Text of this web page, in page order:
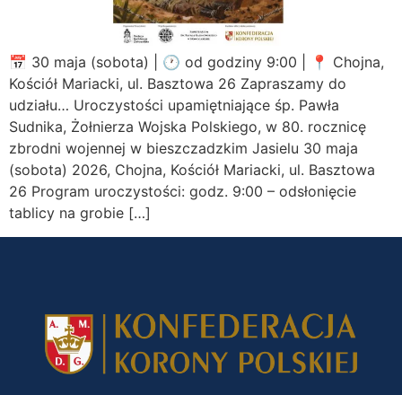
📅 30 maja (sobota) | 🕐 od godziny 9:00 | 📍 Chojna,
Kościół Mariacki, ul. Basztowa 26 Zapraszamy do
udziału… Uroczystości upamiętniające śp. Pawła
Sudnika, Żołnierza Wojska Polskiego, w 80. rocznicę
zbrodni wojennej w bieszczadzkim Jasielu 30 maja
(sobota) 2026, Chojna, Kościół Mariacki, ul. Basztowa
26 Program uroczystości: godz. 9:00 – odsłonięcie
tablicy na grobie […]